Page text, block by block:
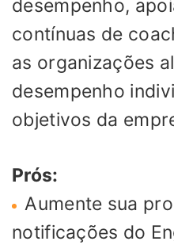
desempenho,
contínuas de
as organizações
desempenho
objetivos da
Prós:
Aumente sua
notificações do